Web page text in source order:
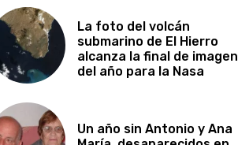
La foto del volcán
submarino de El Hierro
alcanza la final de imagen
del año para la Nasa
Un año sin Antonio y Ana